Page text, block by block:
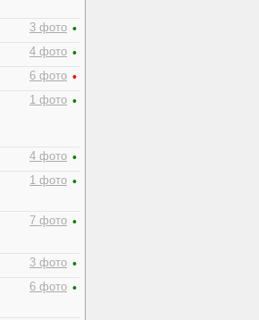
3 фото •
4 фото •
6 фото •
1 фото •
4 фото •
1 фото •
7 фото •
3 фото •
6 фото •